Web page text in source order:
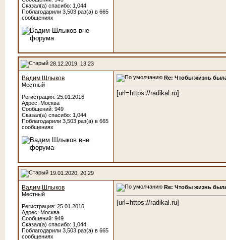
Сказал(а) спасибо: 1,044
Поблагодарили 3,503 раз(а) в 665
сообщениях
28.12.2019, 13:23
Вадим Шлыков
Местный
Регистрация: 25.01.2016
Адрес: Москва
Сообщений: 949
Сказал(а) спасибо: 1,044
Поблагодарили 3,503 раз(а) в 665
сообщениях
Re: Чтобы жизнь
[url=https://radikal.ru]
19.01.2020, 20:29
Вадим Шлыков
Местный
Регистрация: 25.01.2016
Адрес: Москва
Сообщений: 949
Сказал(а) спасибо: 1,044
Поблагодарили 3,503 раз(а) в 665
сообщениях
Re: Чтобы жизнь
[url=https://radikal.ru]